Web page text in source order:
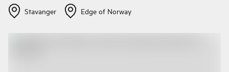
Stavanger Edge of Norway